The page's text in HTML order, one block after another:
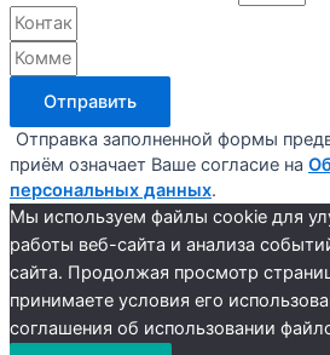
Отправить
Отправка заполненной формы
приём означает Ваше согласие на
персональных данных.
Мы используем файлы cookie для
работы веб-сайта и анализа
сайта. Продолжая просмотр
принимаете условия его
соглашения об использовании